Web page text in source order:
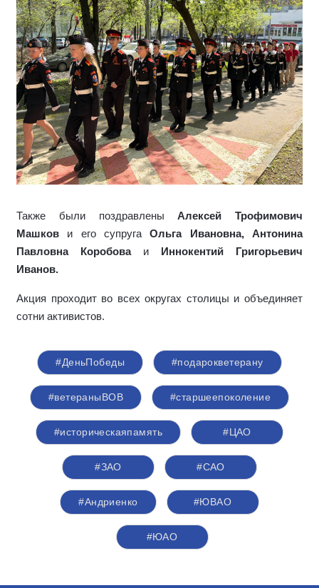
Также были поздравленыАлексей Трофимович
Машков и его супругаОльга Ивановна, Антонина
Павловна Коробоваи Иннокентий Григорьевич
Иванов.
Акция проходит во всех округах столицы и объединяет
сотни активистов.
#ДеньПобеды #подарокветерану
#ветераныВОВ #старшеепоколение
#историческаяпамять #ЦАО
#ЗАО #САО
#Андриенко #ЮВАО
#ЮАО